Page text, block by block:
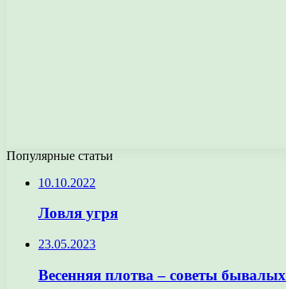
Популярные статьи
10.10.2022
Ловля угря
23.05.2023
Весенняя плотва – советы бывалых